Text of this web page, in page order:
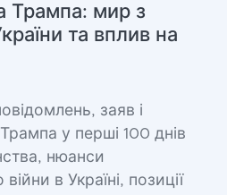
Трампа: мир з
та вплив на
заяв і
у перші 100 днів
нюанси
в Україні, позиції